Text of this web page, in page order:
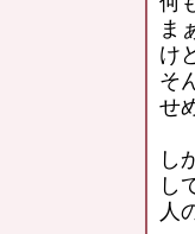
ま
け
そ
せ
し
し
人